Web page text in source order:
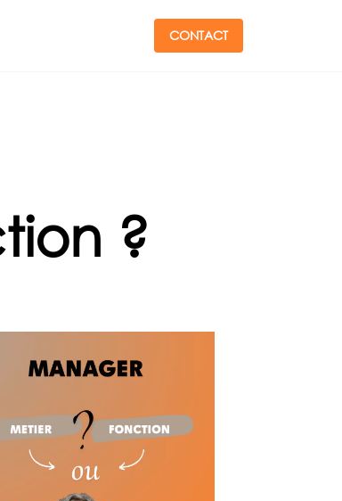
CONTACT
?